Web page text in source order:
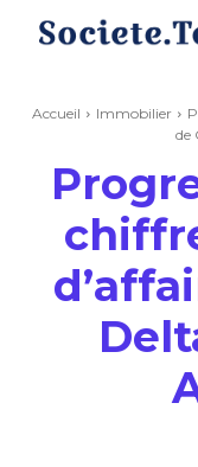
Accueil Immobilier
de